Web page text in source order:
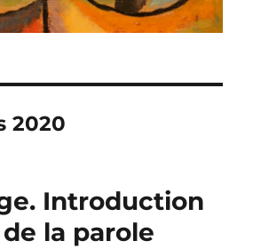
2020
Introduction
de la parole